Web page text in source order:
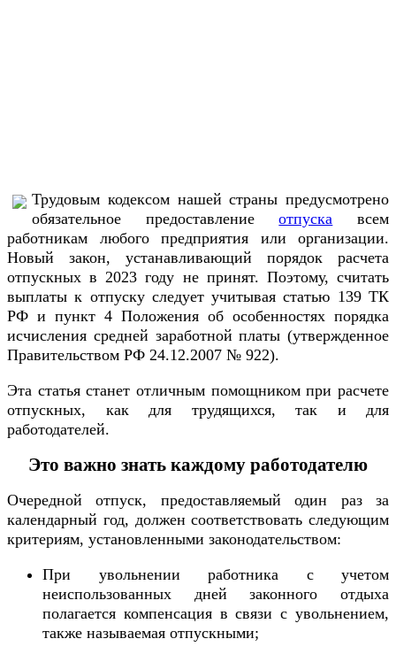
Трудовым кодексом нашей страны предусмотрено
обязательное предоставлениеотпуска всем
работникам любого предприятия или организации.
Новый закон, устанавливающий порядок расчета
отпускных в 2023 году не принят. Поэтому, считать
выплаты к отпуску следует учитывая статью 139 ТК
РФ и пункт 4 Положения об особенностях порядка
исчисления средней заработной платы (утвержденное
Правительством РФ 24.12.2007 № 922).
Эта статья станет отличным помощником при расчете
отпускных, как для трудящихся, так и для
работодателей.
Это важно знать каждому работодателю
Очередной отпуск, предоставляемый один раз за
календарный год, должен соответствовать следующим
критериям, установленными законодательством:
При увольнении работника с учетом
неиспользованных дней законного отдыха
полагается компенсация в связи с увольнением,
также называемая отпускными;